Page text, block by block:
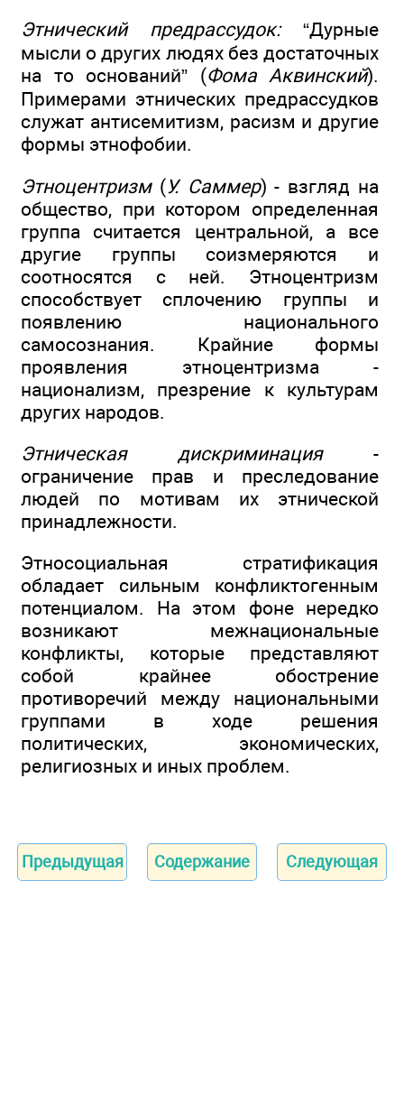
Этнический предрассудок:“Дурные
мысли о других людях без достаточных
на то оснований” (Фома Аквинский).
Примерами этнических предрассудков
служат антисемитизм, расизм и другие
формы этнофобии.
Этноцентризм(У. Саммер) - взгляд на
общество, при котором определенная
группа считается центральной, а все
другие группы соизмеряются и
соотносятся с ней. Этноцентризм
способствует сплочению группы и
появлению национального
самосознания. Крайние формы
проявления этноцентризма -
национализм, презрение к культурам
других народов.
Этническая дискриминация-
ограничение прав и преследование
людей по мотивам их этнической
принадлежности.
Этносоциальная стратификация
обладает сильным конфликтогенным
потенциалом. На этом фоне нередко
возникают межнациональные
конфликты, которые представляют
собой крайнее обострение
противоречий между национальными
группами в ходе решения
политических, экономических,
религиозных и иных проблем.
Предыдущая Содержание Следующая